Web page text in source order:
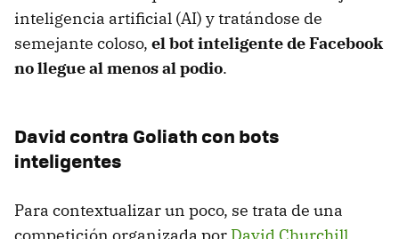
inteligencia artificial (AI) y tratándose de
semejante coloso, el bot inteligente de Facebook
no llegue al menos al podio.
David contra Goliath con bots
inteligentes
Para contextualizar un poco, se trata de una
competición organizada por David Churchill,